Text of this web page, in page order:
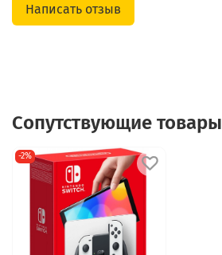
Написать отзыв
Сопутствующие товары
-2%